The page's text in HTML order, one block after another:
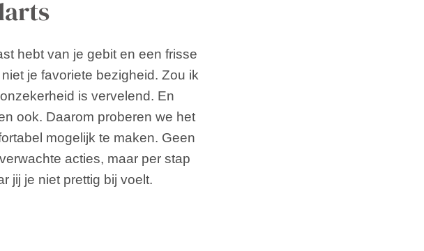
hebt van je gebit en een frisse
je favoriete bezigheid. Zou ik
is vervelend. En
ook. Daarom proberen we het
mogelijk te maken. Geen
acties, maar per stap
jij je niet prettig bij voelt.